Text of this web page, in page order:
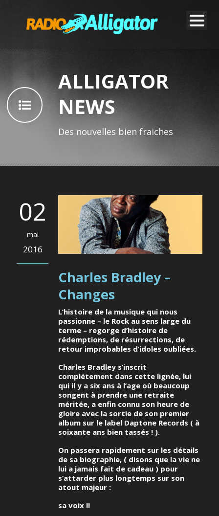
ALLIGATOR
NEWS
Des nouvelles bien fraiches
02
mai
2016
Charles Bradley –
Changes
L’histoire de la musique qui nous
passionne – le Rock au sens large du
terme – regorge d’histoire de
rédemptions, de résurrections, de
retour improbables d’idoles oubliées.
Charles Bradley s’inscrit
complétement dans cette lignée, lui
qui il y a six ans à l’age où beaucoup
songent à prendre une retraite
méritée, a enfin connu son heure de
gloire avec la sortie de son premier
album sur le label Daptone Records ( à
soixante ans bien tassés ! ).
On passera rapidement sur les détails
de sa biographie, ( disons que la vie ne
lui a jamais fait de cadeau ) pour
s’attarder plus longtemps sur son
atout majeur :
sa voix !!